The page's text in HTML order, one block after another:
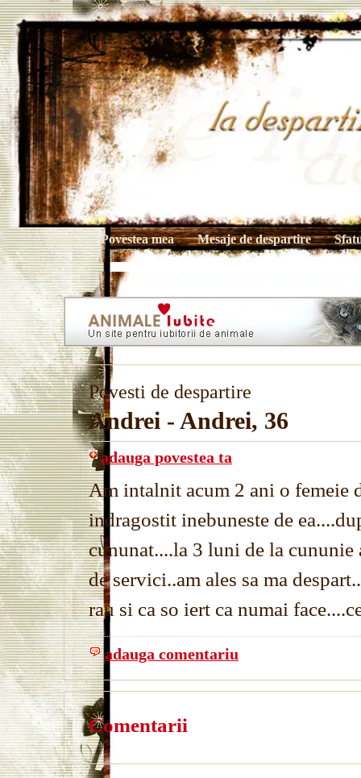
Home Povestea mea Mesaje de despartire
Povesti de despartire
Andrei - Andrei, 36
adauga povestea ta
Am intalnit acum 2 ani o femeie
indragostit inebuneste de
cununat....la 3 luni de la
de servici..am ales sa ma
rau si ca so iert ca numai
adauga comentariu
Comentarii